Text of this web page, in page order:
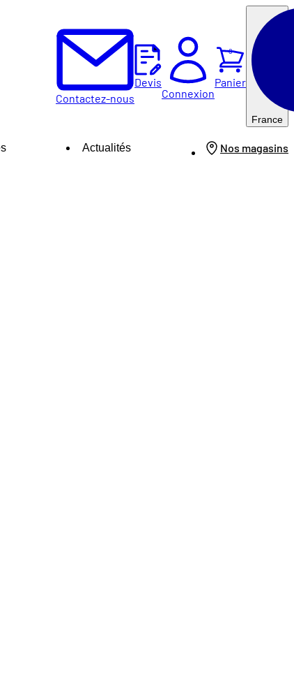
Contactez-nous
Devis
Connexion
Panier
0
France
Actualités Nos magasins